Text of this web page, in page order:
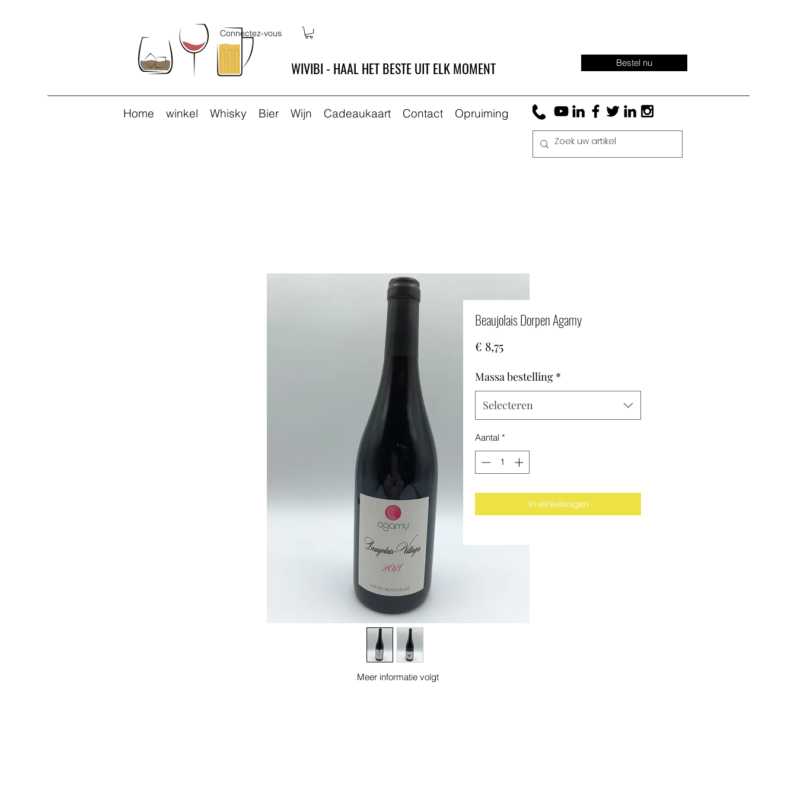
Connectez-vous
Bestel nu
WIVIBI - HAAL HET BESTE UIT ELK MOMENT
Home winkel Whisky Bier Wijn Cadeaukaart Contact Opruiming
Beaujolais Dorpen Agamy
€ 8,75Prijs
Massa bestelling *
Selecteren
Aantal *
In winkelwagen
Meer informatie volgt